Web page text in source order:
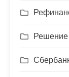
Решение